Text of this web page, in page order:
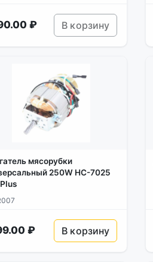
₽ В корзину
мясорубки
250W HC-7025
₽ В корзину